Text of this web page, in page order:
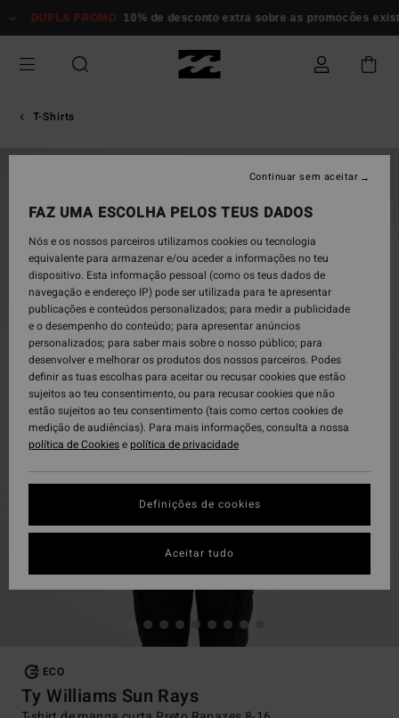
para
informação
DUPLA PROMO 10% de desconto extra sobre as promocôes
T-Shirts
ECO
Ty Williams Sun Rays
FAZ UMA ESCOLHA PELOS TEUS DADOS
Nós e os nossos parceiros utilizamos cookies ou tecnologia
equivalente para armazenar e/ou aceder a informações no teu
dispositivo. Esta informação pessoal (como os teus dados de
navegação e endereço IP) pode ser utilizada para te apresentar
publicações e conteúdos personalizados; para medir a publicidade
e o desempenho do conteúdo; para apresentar anúncios
personalizados; para saber mais sobre o nosso público; para
desenvolver e melhorar os produtos dos nossos parceiros. Podes
definir as tuas escolhas para aceitar ou recusar cookies que estão
sujeitos ao teu consentimento, ou para recusar cookies que não
estão sujeitos ao teu consentimento (tais como certos cookies de
medição de audiências). Para mais informações, consulta a nossa
política de Cookiesepolítica de privacidade
Definições de cookies
Continuar sem aceitar
Aceitar tudo